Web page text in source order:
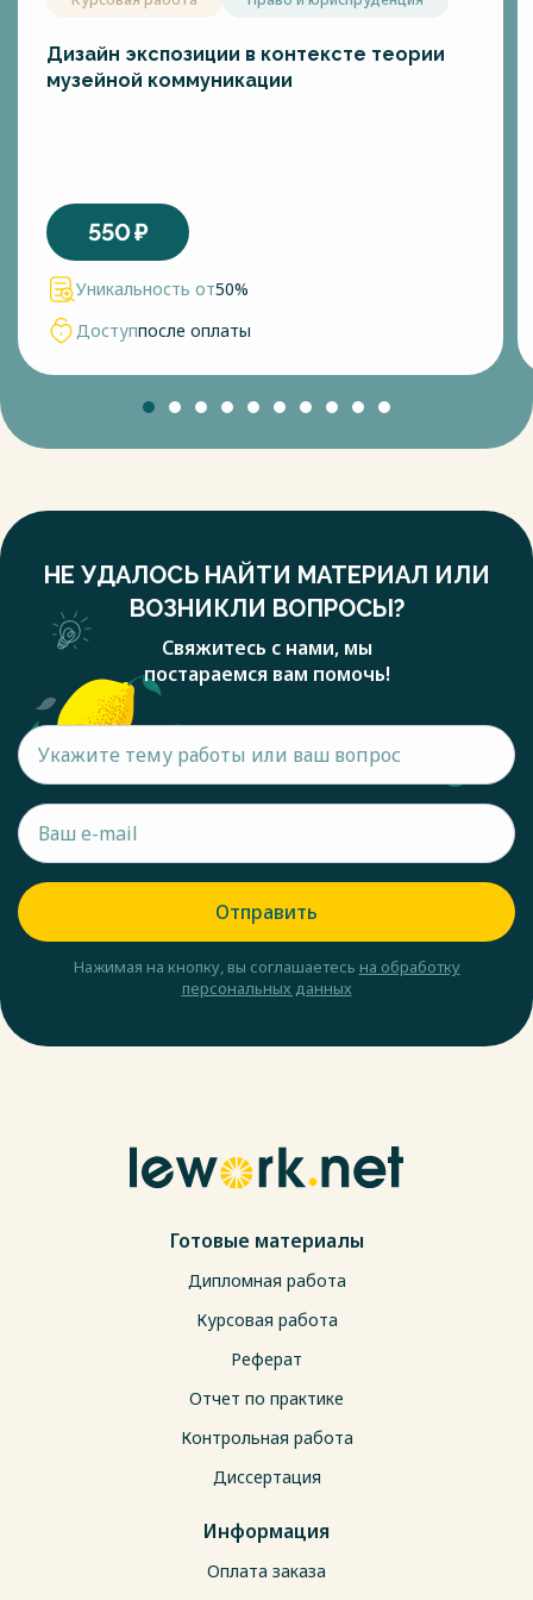
дБ и имеют тенденцию к усилению ежегодно, что является
наибольшей опасностью, как для окружающей среды, так и
На шум разного уровня человеческий организм реагирует
по-разному. Чем длительнее воздействие шума на
человека, тем негативнее он влияет на физическое и
психическое здоровье. Длительное воздействие шума,
уровень которого равен 68 – 92 дБ, становится причиной
возникновения определенных заболеваний нервной
системы. Дело в том, что нежелательные и неприятные
для человеческого уха звуки негативно влияют на
через волокна слуховых нервов, шумовое раздражение
негативно сказывается на функциональном состоянии
неблагоприятным изменениям. Психическое состояние
человека ухудшается, он становится беспокойным и
потерянным.
Человеку, который систематически подвергается
негативному влиянию шума, приходится затрачивать на 15
– 25% больше нервно-психических и физических усилий,
чтобы сохранить тот уровень выработки, который был
достигнут при шуме в 65 – 70 дБ и ниже.
Весь текст будет доступен
Дизайн экспозиции в контексте теории
музейной коммуникации
550₽
Уникальность от50%
Доступпосле оплаты
НЕ УДАЛОСЬ НАЙТИ МАТЕРИАЛ ИЛИ
ВОЗНИКЛИ ВОПРОСЫ?
Свяжитесь с нами, мы
постараемся вам помочь!
Отправить
Нажимая на кнопку, вы соглашаетесь на обработку
персональных данных
Готовые материалы
Дипломная работа
Курсовая работа
Реферат
Отчет по практике
Контрольная работа
Диссертация
Информация
Оплата заказа